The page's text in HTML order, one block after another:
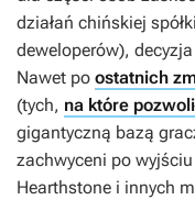
działań chińskiej
deweloperów),
Nawet po ostatnich
(tych, na które
gigantyczną bazą
zachwyceni po wyjściu
Hearthstone i innych